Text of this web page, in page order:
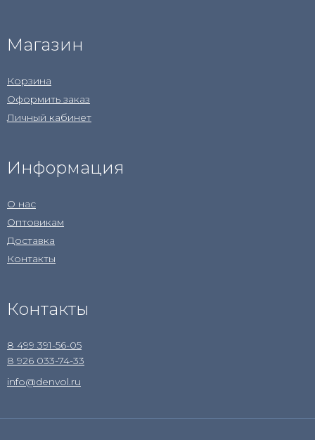
Магазин
Корзина
Оформить заказ
Личный кабинет
Информация
О нас
Оптовикам
Доставка
Контакты
Контакты
8 499 391-56-05
8 926 033-74-33
info@denvol.ru